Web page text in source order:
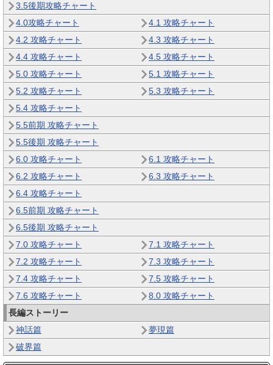
3.5後期攻略チャート
4.0攻略チャート
4.1 攻略チャート
4.2 攻略チャート
4.3 攻略チャート
4.4 攻略チャート
4.5 攻略チャート
5.0 攻略チャート
5.1 攻略チャート
5.2 攻略チャート
5.3 攻略チャート
5.4 攻略チャート
5.5前期 攻略チャート
5.5後期 攻略チャート
6.0 攻略チャート
6.1 攻略チャート
6.2 攻略チャート
6.3 攻略チャート
6.4 攻略チャート
6.5前期 攻略チャート
6.5後期 攻略チャート
7.0 攻略チャート
7.1 攻略チャート
7.2 攻略チャート
7.3 攻略チャート
7.4 攻略チャート
7.5 攻略チャート
7.6 攻略チャート
8.0 攻略チャート
長編ストーリー
神話篇
夢現篇
破界篇